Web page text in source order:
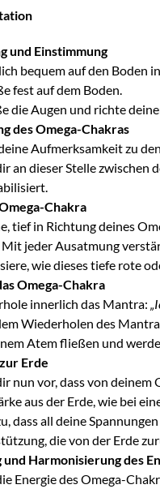
und Einstimmung
bequem auf den Boden
fest auf dem Boden.
die Augen und richte
des Omega-Chakras
Aufmerksamkeit zu
an dieser Stelle zwischen
Chakra
tief in Richtung deines
Mit jeder Ausatmung
wie dieses tiefe rote
Omega-Chakra
innerlich das Mantra:
Wiederholen des
Atem fließen und
Erde
nun vor, dass von
aus der Erde, wie bei
dass all deine
die von der Erde
und Harmonisierung des
Energie des Omega-